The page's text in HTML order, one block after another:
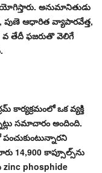
అనుమానితుడు
ఆధారిత వ్యాపారవేత్త,
వ తేదీ ఫజరుతొ వెలిగే
కార్యక్రమంలో ఒక వ్యక్తి
సమాచారం అందింది.
14,900 కాప్సూల్స్‌ను
phosphide